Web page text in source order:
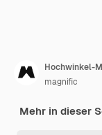
Hochwinkel-
magnific
Mehr in dieser